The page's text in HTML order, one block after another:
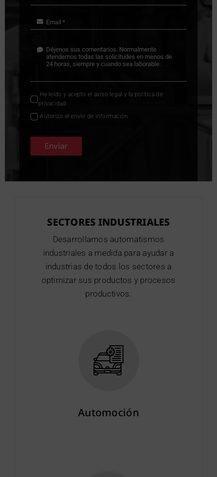
He leído y acepto el aviso legal y la política de
privacidad .
Autorizo el envío de información
Enviar
SECTORES INDUSTRIALES
Desarrollamos automatismos
industriales a medida para ayudar a
industrias de todos los sectores a
optimizar sus productos y procesos
productivos.
Automoción